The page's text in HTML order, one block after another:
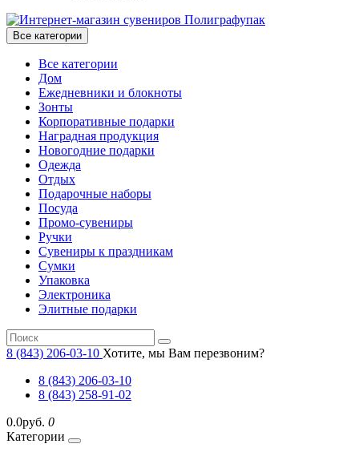
Все категории
Все категории
Дом
Ежедневники и блокноты
Зонты
Корпоративные подарки
Наградная продукция
Новогодние подарки
Одежда
Отдых
Подарочные наборы
Посуда
Промо-сувениры
Ручки
Сувениры к праздникам
Сумки
Упаковка
Электроника
Элитные подарки
8 (843) 206-03-10 Хотите, мы Вам перезвоним?
8 (843) 206-03-10
8 (843) 258-91-02
0.0руб. 0
Категории